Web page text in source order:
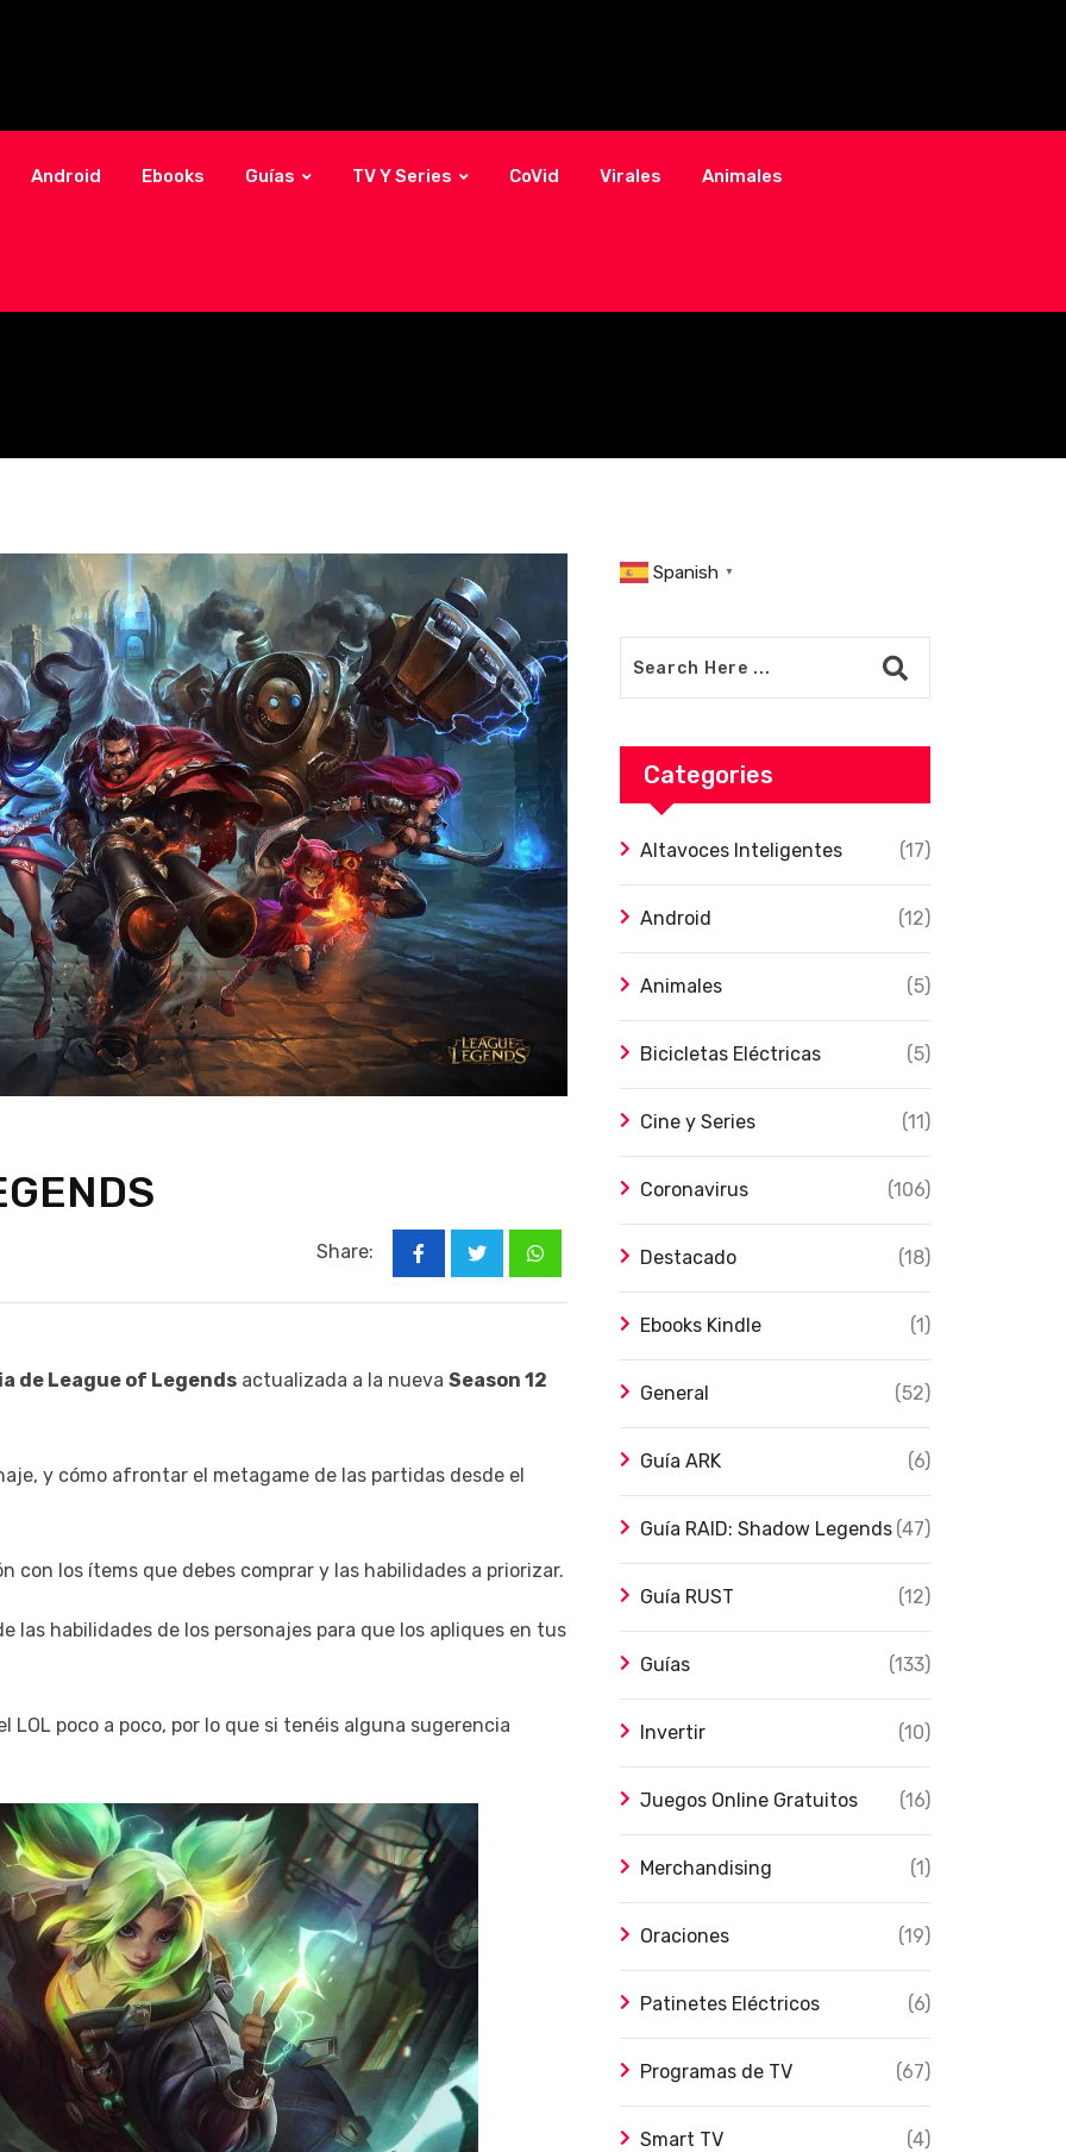
Android Ebooks Guías TV Y Series CoVid Virales Animales
Share:
Whatsapp
de League of Legends actualizada a la nueva Season 12
y cómo afrontar el metagame de las partidas desde el
con los ítems que debes comprar y las habilidades a priorizar.
las habilidades de los personajes para que los apliques en tus
LOL poco a poco, por lo que si tenéis alguna sugerencia
Spanish ▼
Categories
Altavoces Inteligentes (17)
Android (12)
Animales (5)
Bicicletas Eléctricas (5)
Cine y Series (11)
Coronavirus (106)
Destacado (18)
Ebooks Kindle (1)
General (52)
Guía ARK (6)
Guía RAID: Shadow Legends (47)
Guía RUST (12)
Guías (133)
Invertir (10)
Juegos Online Gratuitos (16)
Merchandising (1)
Oraciones (19)
Patinetes Eléctricos (6)
Programas de TV (67)
Smart TV (4)